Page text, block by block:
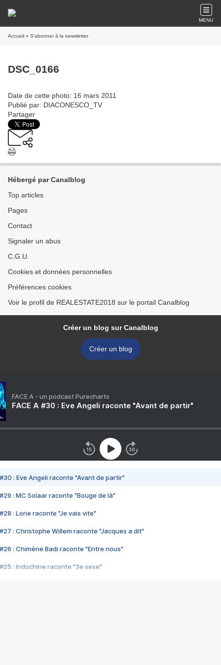
MENU
Accueil » S'abonner à la newsletter
DSC_0166
Date de cette photo: 16 mars 2011
Publié par: DIACONESCO_TV
Partager
Hébergé par Canalblog
Top articles
Pages
Contact
Signaler un abus
C.G.U.
Cookies et données personnelles
Préférences cookies
Voir le profil de REALESTATE2018 sur le portail Canalblog
Créer un blog sur Canalblog
Créer un blog
FACE A - un podcast Purecharts
FACE A #30 : Eve Angeli raconte "Avant de partir"
#30 : Eve Angeli raconte "Avant de partir"
#29 : MC Solaar raconte "Bouge de là"
#28 : Lorie raconte "Je vais vite"
#27 : Christophe Willem raconte "Jacques a dit"
#26 : Chimène Badi raconte "Entre nous"
#25 : Indochine raconte "3e sexe"